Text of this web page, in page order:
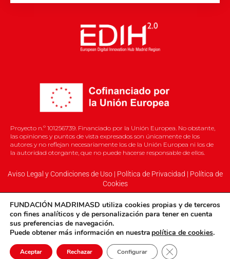
Proyecto n.º 101256739. Financiado por la Unión Europea. No obstante,
las opiniones y puntos de vista expresados son únicamente de los
autores y no reflejan necesariamente los de la Unión Europea ni los de
la autoridad otorgante, que no puede hacerse responsable de ellos.
Aviso Legal y Condiciones de Uso| Política de Privacidad | Política de
Cookies
©2026 EDIH
FUNDACIÓN MADRIMASD utiliza cookies propias yde terceros
con fines analíticos y de personalización para tener en cuenta
sus preferencias de navegación.
Puede obtener más información en nuestra política de cookies.
Aceptar Rechazar Configurar Cerrar el banner